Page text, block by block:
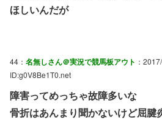
ほしいんだが
44： 名無しさん＠実況で競馬板アウト ：
ID:g0V8Be1T0.net
障害ってめっちゃ故障多いな
骨折はあんまり聞かないけど屈腱